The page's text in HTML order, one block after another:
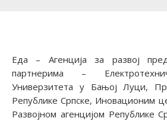
Еда – Агенција за развој
партнерима –
Универзитета у Бањој Луци,
Републике Српске, Иновационим
Развојном агенцијом Републике